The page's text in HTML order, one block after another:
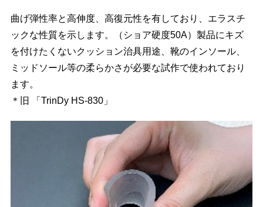
曲げ弾性率と高伸度、高復元性を有しており、エラスチ
ックな性質を示します。（ショア硬度50A）製品にキズ
を付けたくないクッション治具用途、靴のインソール、
ミッドソール等の柔らかさが必要な試作で使われており
ます。
＊旧 「TrinDy HS-830」